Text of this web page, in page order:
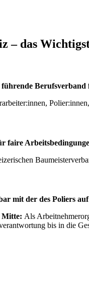
– das
faire
mit der des Poliers
Mitte: Als
bis in die